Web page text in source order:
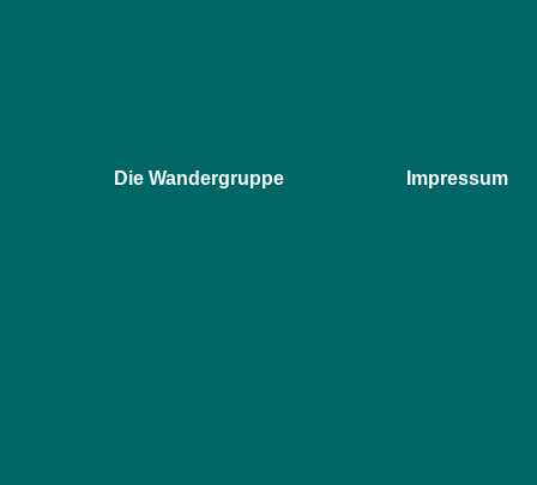
Die Wandergruppe Impressum